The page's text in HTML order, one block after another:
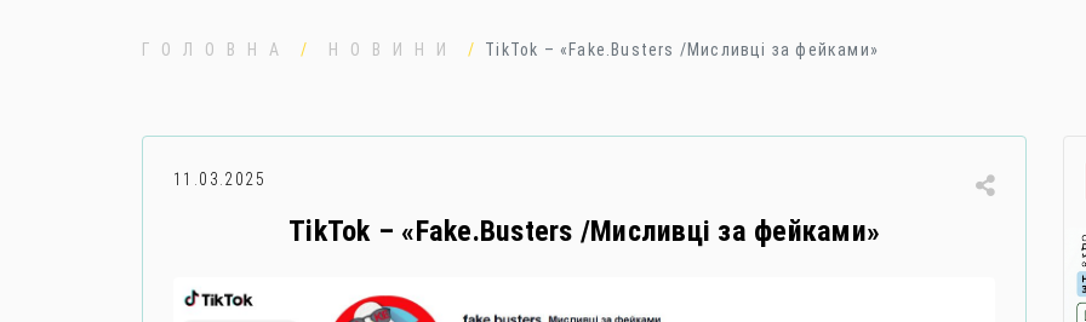
ГОЛОВНА НОВИНИ TikTok – «Fake.Busters /Мисливці за фейками»
11.03.2025
TikTok – «Fake.Busters /Мисливці за фейками»